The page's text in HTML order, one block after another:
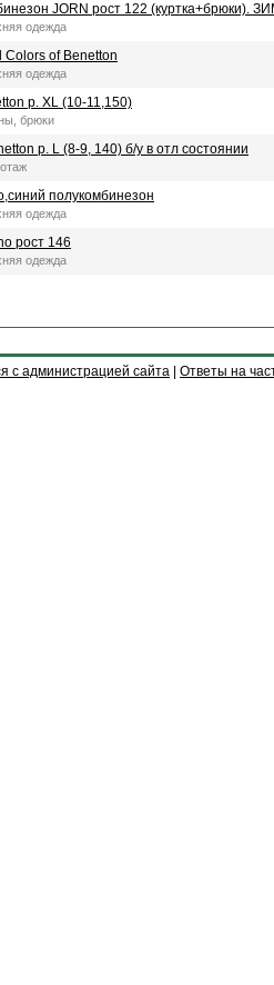
JORN рост 122 (куртка+брюки).
одежда
Colors of Benetton
одежда
р. XL (10-11,150)
брюки
р. L (8-9, 140) б/у в отл состоянии
полукомбинезон
одежда
рост 146
одежда
с администрацией сайта Ответы на